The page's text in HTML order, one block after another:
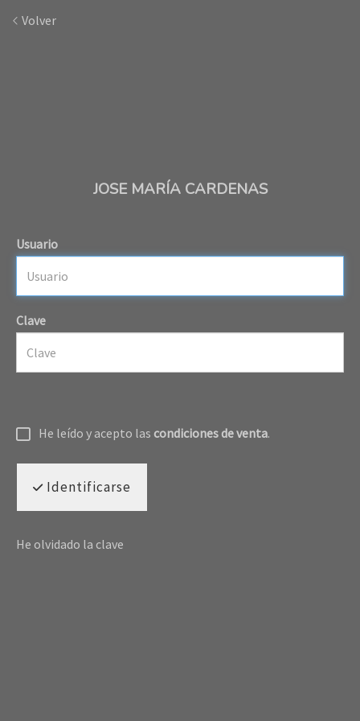
Volver
JOSE MARÍA CARDENAS
Usuario
Clave
He leído y acepto las condiciones de venta.
Identificarse
He olvidado la clave